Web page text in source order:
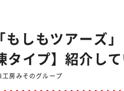
もしもツアーズ
タイプ】紹介し
工房みそのグループ